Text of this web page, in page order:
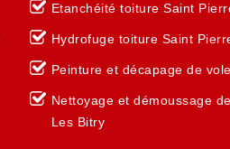
Etanchéité toiture Saint
Hydrofuge toiture Saint
Peinture et décapage de
Nettoyage et démoussage
Les Bitry